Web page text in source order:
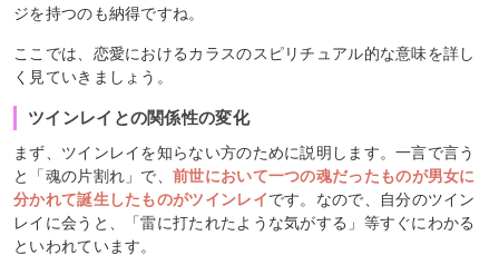
ジを持つのも納得ですね。
ここでは、恋愛におけるカラスのスピリチュアル的な意味を詳し
く見ていきましょう。
ツインレイとの関係性の変化
まず、ツインレイを知らない方のために説明します。一言で言う
と「魂の片割れ」で、 前世において一つの魂だったものが男女に
分かれて誕生したものがツインレイです。なので、自分のツイン
レイに会うと、「雷に打たれたような気がする」等すぐにわかる
といわれています。